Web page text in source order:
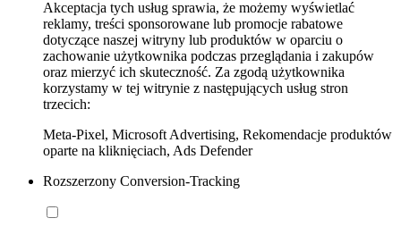
Akceptacja tych usług sprawia, że możemy wyświetlać
reklamy, treści sponsorowane lub promocje rabatowe
dotyczące naszej witryny lub produktów w oparciu o
zachowanie użytkownika podczas przeglądania i zakupów
oraz mierzyć ich skuteczność. Za zgodą użytkownika
korzystamy w tej witrynie z następujących usług stron
trzecich:
Meta-Pixel, Microsoft Advertising, Rekomendacje produktów
oparte na kliknięciach, Ads Defender
Rozszerzony Conversion-Tracking